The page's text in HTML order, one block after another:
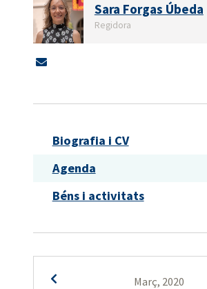
Sara Forgas Úbeda
Regidora
Biografia i CV
Agenda
Béns i activitats
Març, 2020